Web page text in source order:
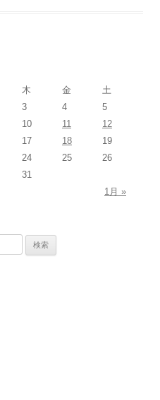
木 金
土
3 4
5
10 11
12
17 18
19
24 25
26
31
1月 »